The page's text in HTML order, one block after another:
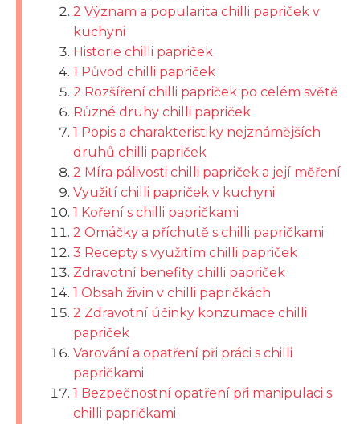
2 Význam a popularita chilli papriček v
kuchyni
Historie chilli papriček
1 Původ chilli papriček
2 Rozšíření chilli papriček po celém světě
Různé druhy chilli papriček
1 Popis a charakteristiky nejznámějších
druhů chilli papriček
2 Míra pálivosti chilli papriček a její měření
Využití chilli papriček v kuchyni
1 Koření s chilli papričkami
2 Omáčky a příchutě s chilli papričkami
3 Recepty s využitím chilli papriček
Zdravotní benefity chilli papriček
1 Obsah živin v chilli papričkách
2 Zdravotní účinky konzumace chilli
papriček
Varování a opatření při práci s chilli
papričkami
1 Bezpečnostní opatření při manipulaci s
chilli papričkami